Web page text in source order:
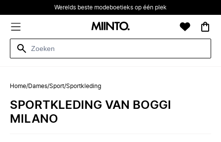
Werelds beste modeboetieks op één plek
Home/Dames/Sport/Sportkleding
SPORTKLEDING VAN BOGGI
MILANO